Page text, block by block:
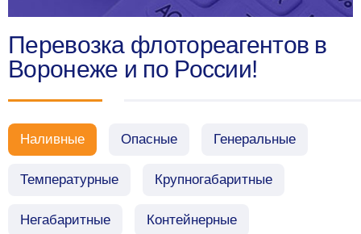
Перевозка флотореагентов в
Воронеже и по России!
Наливные Опасные Генеральные
Температурные Крупногабаритные
Негабаритные Контейнерные